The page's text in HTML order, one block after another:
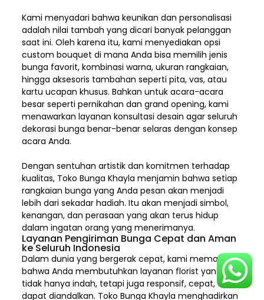
Kami menyadari bahwa keunikan dan personalisasi
adalah nilai tambah yang dicari banyak pelanggan
saat ini. Oleh karena itu, kami menyediakan opsi
custom bouquet di mana Anda bisa memilih jenis
bunga favorit, kombinasi warna, ukuran rangkaian,
hingga aksesoris tambahan seperti pita, vas, atau
kartu ucapan khusus. Bahkan untuk acara-acara
besar seperti pernikahan dan grand opening, kami
menawarkan layanan konsultasi desain agar seluruh
dekorasi bunga benar-benar selaras dengan konsep
acara Anda.
Dengan sentuhan artistik dan komitmen terhadap
kualitas, Toko Bunga Khayla menjamin bahwa setiap
rangkaian bunga yang Anda pesan akan menjadi
lebih dari sekadar hadiah. Itu akan menjadi simbol,
kenangan, dan perasaan yang akan terus hidup
dalam ingatan orang yang menerimanya.
Layanan Pengiriman Bunga Cepat dan Aman
ke Seluruh Indonesia
Dalam dunia yang bergerak cepat, kami memahami
bahwa Anda membutuhkan layanan florist yang
tidak hanya indah, tetapi juga responsif, cepat, dan
dapat diandalkan. Toko Bunga Khayla menghadirkan